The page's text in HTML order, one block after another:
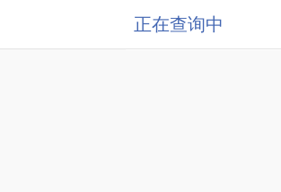
正在查询中